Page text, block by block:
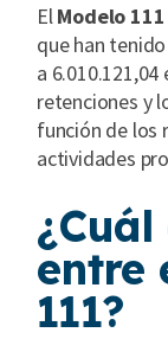
ElModelo
que han
a
retenciones y
función de los
actividades
entre
111?